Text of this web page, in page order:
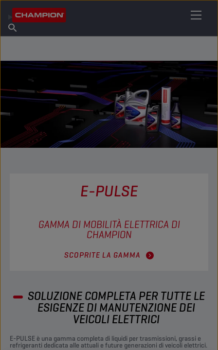
Informazioni su Champion
Trova un punto vendita
E-PULSE
GAMMA DI MOBILITÀ ELETTRICA DI
CHAMPION
SCOPRITE LA GAMMA
SOLUZIONE COMPLETA PER TUTTE LE
ESIGENZE DI MANUTENZIONE DEI
VEICOLI ELETTRICI
E-PULSE è una gamma completa di liquidi per trasmissioni, grassi e
refrigeranti dedicata alle attuali e future generazioni di veicoli elettrici.